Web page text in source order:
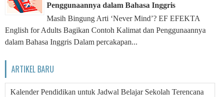
Penggunaannya dalam Bahasa Inggris
Masih Bingung Arti ‘Never Mind’? EF EFEKTA
English for Adults Bagikan Contoh Kalimat dan Penggunaannya
dalam Bahasa Inggris Dalam percakapan...
ARTIKEL BARU
Kalender Pendidikan untuk Jadwal Belajar Sekolah Terencana